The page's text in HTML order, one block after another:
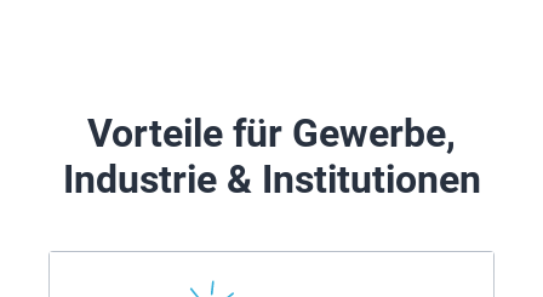
Vorteile für Gewerbe,
Industrie & Institutionen